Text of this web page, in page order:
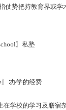
仗势把持教育界或学
〗私塾
∶办学的经费
在学校的学习及膳宿